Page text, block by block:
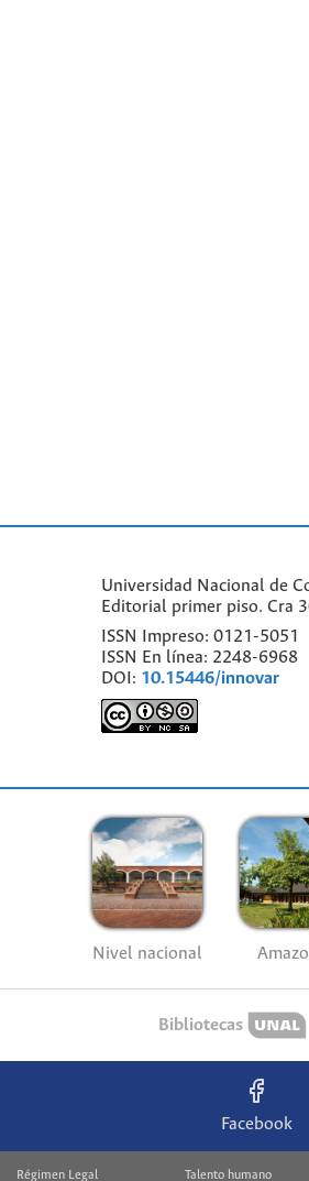
Universidad Nacional de
Editorial primer piso. Cra
ISSN Impreso: 0121-5051
ISSN En línea: 2248-6968
DOI: 10.15446/innovar
Nivel nacional
Bibliotecas
Facebook
Régimen Legal Talento humano